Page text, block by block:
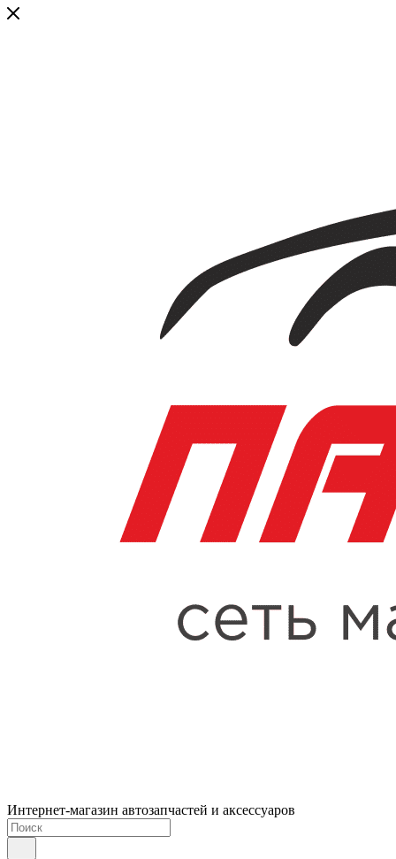
Интернет-магазин автозапчастей и аксессуаров